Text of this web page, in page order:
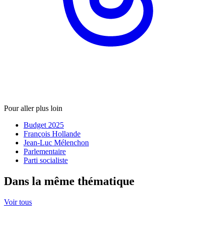
Pour aller plus loin
Budget 2025
François Hollande
Jean-Luc Mélenchon
Parlementaire
Parti socialiste
Dans la même thématique
Voir tous